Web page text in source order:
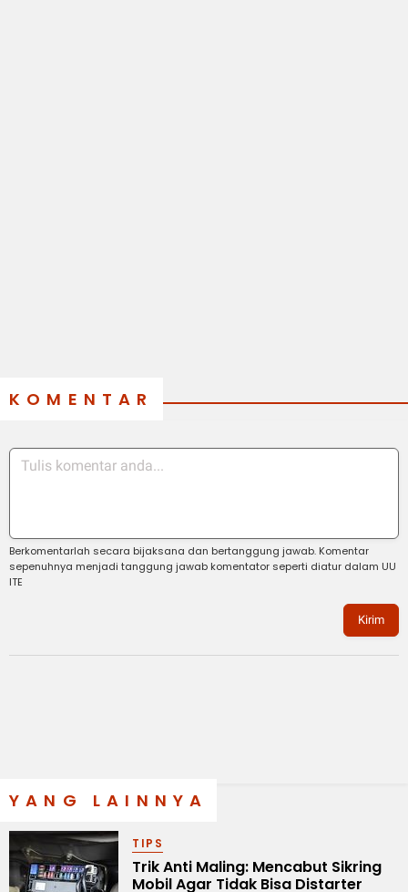
KOMENTAR
Berkomentarlah secara bijaksana dan bertanggung jawab. Komentar
sepenuhnya menjadi tanggung jawab komentator seperti diatur dalam UU
ITE
Kirim
YANG LAINNYA
TIPS
Trik Anti Maling: Mencabut Sikring
Mobil Agar Tidak Bisa Distarter